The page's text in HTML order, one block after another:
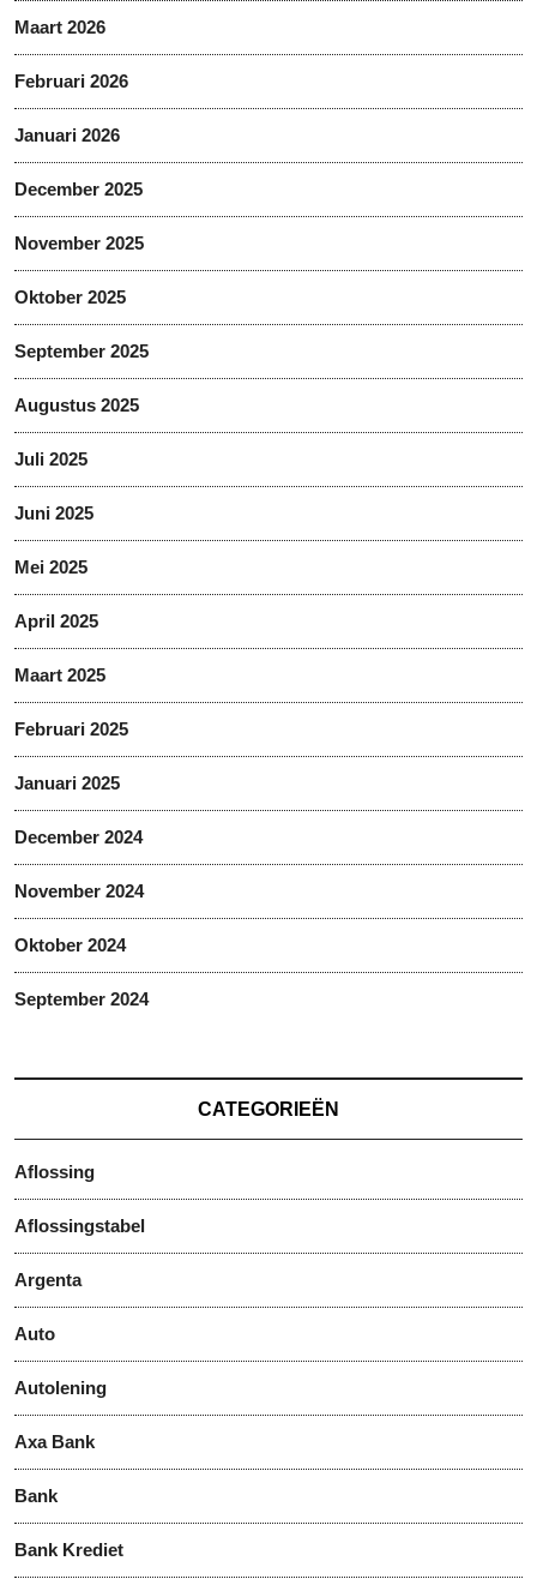
Maart 2026
Februari 2026
Januari 2026
December 2025
November 2025
Oktober 2025
September 2025
Augustus 2025
Juli 2025
Juni 2025
Mei 2025
April 2025
Maart 2025
Februari 2025
Januari 2025
December 2024
November 2024
Oktober 2024
September 2024
CATEGORIEËN
Aflossing
Aflossingstabel
Argenta
Auto
Autolening
Axa Bank
Bank
Bank Krediet